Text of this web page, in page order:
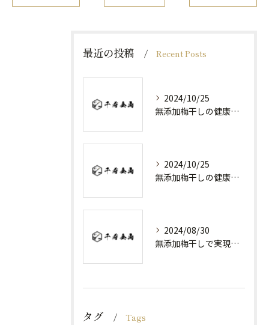
最近の投稿 Recent Posts
2024/10/25
無添加梅干しの健康効果と日常の取り入れ方
2024/10/25
無添加梅干しの健康効果と選び方
2024/08/30
無添加梅干しで実現する健康維持
タグ Tags